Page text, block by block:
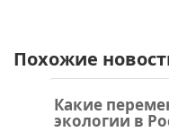
Похожие
Какие
экологии в